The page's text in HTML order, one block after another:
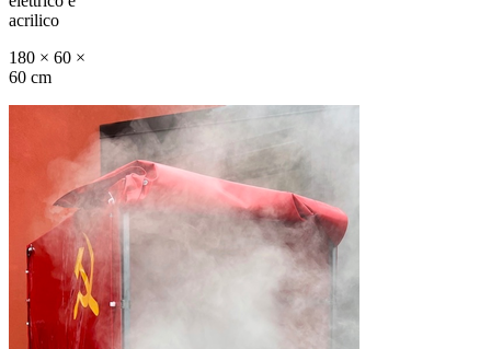
acrilico
180 × 60 ×
60 cm